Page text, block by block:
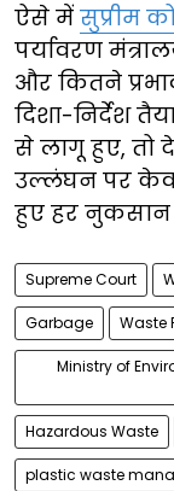
ऐसे में सुप्रीम
पर्यावरण
और कितने
दिशा-निर्देश
से लागू हुए, तो
उल्लंघन पर
हुए हर नुकसान
Supreme Court
Garbage Waste
Ministry of
Hazardous Waste
plastic waste